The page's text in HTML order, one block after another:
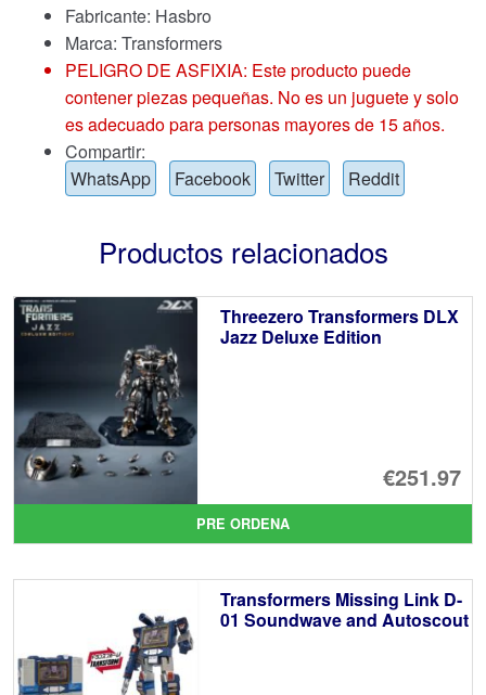
Fabricante: Hasbro
Marca: Transformers
PELIGRO DE ASFIXIA: Este producto puede
contener piezas pequeñas. No es un juguete y solo
es adecuado para personas mayores de 15 años.
Compartir:
WhatsApp
Facebook Twitter Reddit
Productos relacionados
Threezero Transformers DLX
Jazz Deluxe Edition
€251.97
PRE ORDENA
Transformers Missing Link D-
01 Soundwave and Autoscout